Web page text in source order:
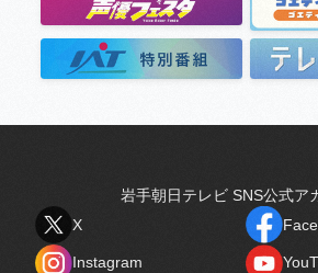
岩手朝日テレビ SNS公式ア
X
Instagram